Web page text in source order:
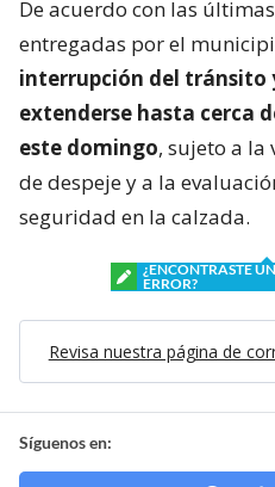
De acuerdo con las
entregadas por el
interrupción del tránsito
extenderse hasta cerca
este domingo, sujeto a la
de despeje y a la
seguridad en la calzada.
¿ENCONTRASTE UN
ERROR?
Revisa nuestra página de
Síguenos en: